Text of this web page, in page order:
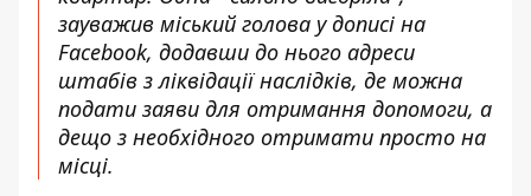
зауважив міський голова у дописі на
Facebook, додавши до нього адреси
штабів з ліквідації наслідків, де можна
подати заяви для отримання допомоги, а
дещо з необхідного отримати просто на
місці.